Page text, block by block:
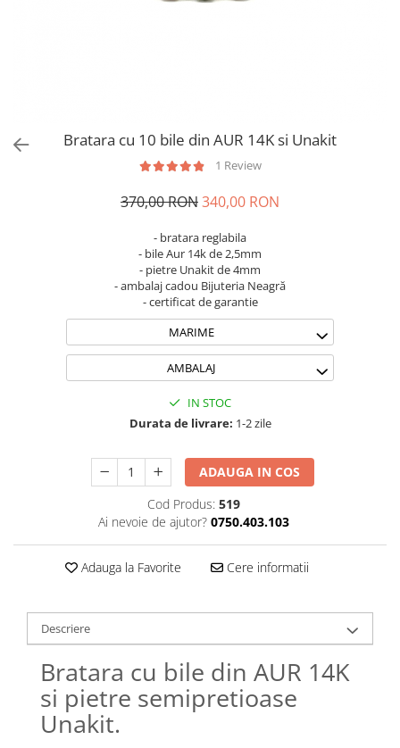
Coliere Transparente cu Flori
Coliere Transparente cu Animale
Coliere Transparente cu Molecule
Coliere Transparente Diverse
LĂNȚIȘOARE ARGINT
Lănțișoare cu Inimioare
Lănțișoare cu Stea
Lănțișoare cu Soare
Lănțișoare cu Molecule
Lănțișoare cu Pietre Naturale
Lănțișoare Argint Diverse
COLIERE CU PERLE
Coliere cu Perle Naturale
COLIERE ȘNUR REGLABIL
Coliere cu Inimioare
Coliere cu Cruce
Coliere cu Stea
Coliere cu Soare
Coliere cu Semilună
Brățări din Argint cu pietre
Bratara cu 10 bile din AUR 14K si Unakit
1 Review
370,00 RON340,00 RON
- bratara reglabila
- bile Aur 14k de 2,5mm
- pietre Unakit de 4mm
- ambalaj cadou Bijuteria Neagră
- certificat de garantie
MARIME
AMBALAJ
IN STOC
Durata de livrare: 1-2 zile
ADAUGA IN COS
Cod Produs: 519
Ai nevoie de ajutor? 0750.403.103
Adauga la Favorite Cere informatii
Descriere
Bratara cu bile din AUR 14K
si pietre semipretioase
Unakit.